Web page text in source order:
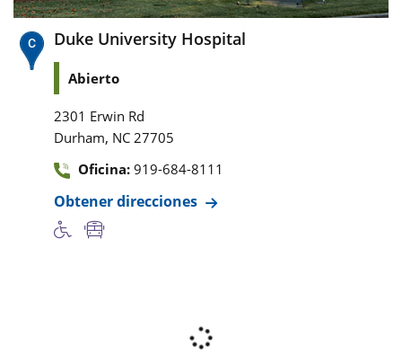
Duke University Hospital
Abierto
2301 Erwin Rd
Durham, NC 27705
Oficina: 919-684-8111
Obtener direcciones